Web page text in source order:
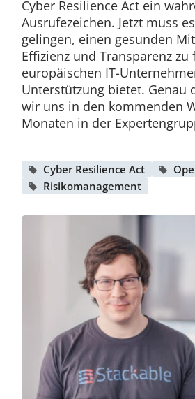
Cyber Resilience Act ein
Ausrufezeichen. Jetzt muss
gelingen, einen gesunden
Effizienz und Transparenz
europäischen IT-
Unterstützung bietet. Genau
wir uns in den kommenden
Monaten in der
Cyber Resilience Act
Risikomanagement